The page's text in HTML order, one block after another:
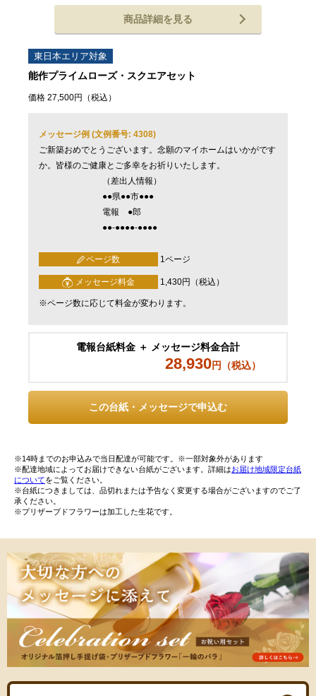
商品詳細を見る
東日本エリア対象
能作プライムローズ・スクエアセット
価格 27,500円（税込）
メッセージ例 (文例番号: 4308)
ご新築おめでとうございます。念願のマイホームはいかがです
か。皆様のご健康とご多幸をお祈りいたします。
（差出人情報）
●●県●●市●●●
電報 ●郎
●●-●●●●-●●●●
ページ数 1ページ
メッセージ料金 1,430円（税込）
※ページ数に応じて料金が変わります。
電報台紙料金 ＋ メッセージ料金合計
28,930円（税込）
この台紙・メッセージで申込む
※14時までのお申込みで当日配達が可能です。※一部対象外があります
※配達地域によってお届けできない台紙がございます。詳細はお届け地域限定台紙
についてをご覧ください。
※台紙につきましては、品切れまたは予告なく変更する場合がございますのでご了
承ください。
※プリザーブドフラワーは加工した生花です。